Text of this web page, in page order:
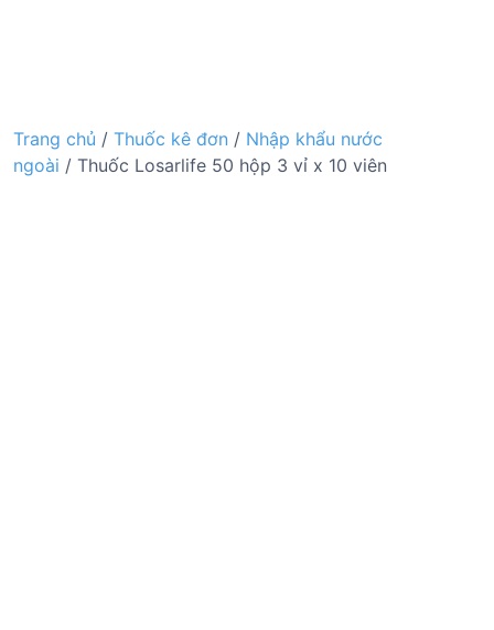
Trang chủ / Thuốc kê đơn / Nhập khẩu nước
ngoài / Thuốc Losarlife 50 hộp 3 vỉ x 10 viên